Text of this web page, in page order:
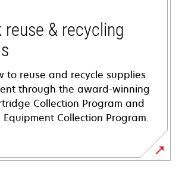
reuse & recycling
to reuse and recycle supplies
through the award-winning
Collection Program and
Collection Program.